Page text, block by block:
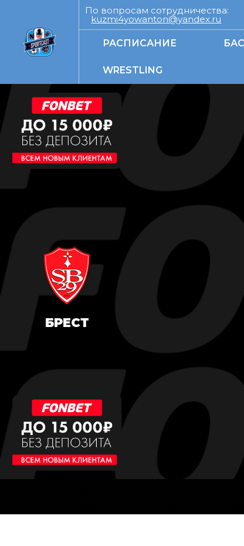
По вопросам сотрудничества:
kuzmi4yowanton@yandex.ru
РАСПИСАНИЕ
WRESTLING
БРЕСТ